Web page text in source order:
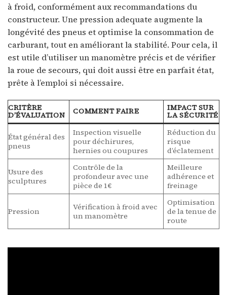
à froid, conformément aux recommandations du
constructeur. Une pression adequate augmente la
longévité des pneus et optimise la consommation de
carburant, tout en améliorant la stabilité. Pour cela, il
est utile d’utiliser un manomètre précis et de vérifier
la roue de secours, qui doit aussi être en parfait état,
prête à l’emploi si nécessaire.
CRITÈRE
D’ÉVALUATION COMMENT FAIRE IMPACT SUR
LA SÉCURITÉ
État général des
pneus
Inspection visuelle
pour déchirures,
hernies ou coupures
Réduction du
risque
d’éclatement
Usure des
sculptures
Contrôle de la
profondeur avec une
pièce de 1€
Meilleure
adhérence et
freinage
Pression
Vérification à froid avec
un manomètre
Optimisation
de la tenue de
route